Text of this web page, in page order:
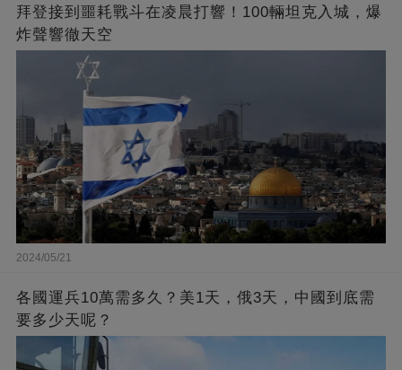
拜登接到噩耗戰斗在凌晨打響！100輛坦克入城，爆
炸聲響徹天空
2024/05/21
各國運兵10萬需多久？美1天，俄3天，中國到底需
要多少天呢？